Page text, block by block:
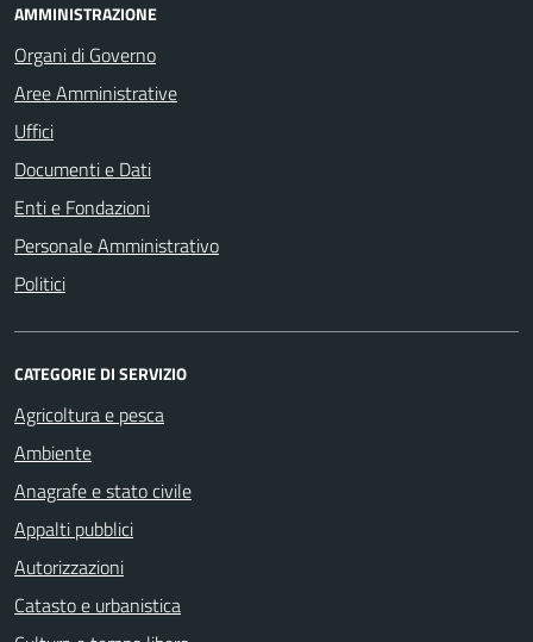
AMMINISTRAZIONE
Organi di Governo
Aree Amministrative
Uffici
Documenti e Dati
Enti e Fondazioni
Personale Amministrativo
Politici
CATEGORIE DI SERVIZIO
Agricoltura e pesca
Ambiente
Anagrafe e stato civile
Appalti pubblici
Autorizzazioni
Catasto e urbanistica